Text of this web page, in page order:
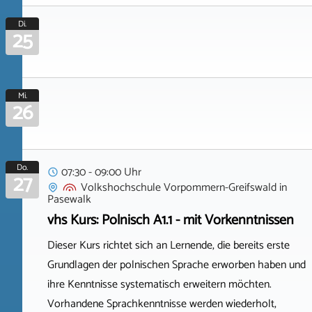
Di.
25
Mi.
26
Do.
27
07:30 - 09:00 Uhr
Volkshochschule Vorpommern-Greifswaldin
Pasewalk
vhs Kurs: Polnisch A1.1 - mit Vorkenntnissen
Dieser Kurs richtet sich an Lernende, die bereits erste
Grundlagen der polnischen Sprache erworben haben und
ihre Kenntnisse systematisch erweitern möchten.
Vorhandene Sprachkenntnisse werden wiederholt,